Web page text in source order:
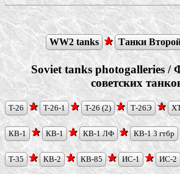
WW2 tanks Танки
Soviet tanks photogalleries /
советских
T-26 T-26-1 T-26 (2) Т-26Э
КВ-1 КВ-1 КВ-1 ЛФ КВ-1 3 гтбр
T-35 КВ-2 КВ-85 ИС-1 ИС-2